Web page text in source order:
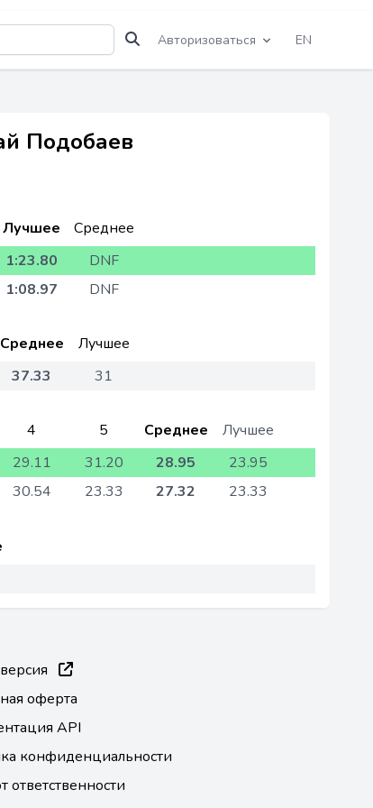
Авторизоваться EN
Подобаев
Лучшее
Среднее
1:23.80
DNF
1:08.97 DNF
Среднее
Лучшее
37.33 31
4 5 Среднее
Лучшее
29.11 31.20 28.95
23.95
30.54 23.33 27.32 23.33
оферта
API
конфиденциальности
ответственности